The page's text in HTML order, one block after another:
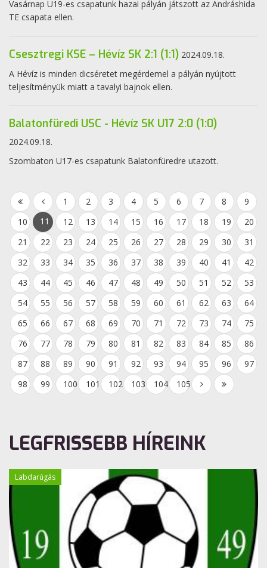
Vasárnap U19-es csapatunk hazai pályán játszott az Andráshida
TE csapata ellen.
Csesztregi KSE – Hévíz SK 2:1 (1:1) 2024.09.18.
A Hévíz is minden dicséretet megérdemel a pályán nyújtott
teljesítményük miatt a tavalyi bajnok ellen.
Balatonfüredi USC - Hévíz SK U17 2:0 (1:0)
2024.09.18.
Szombaton U17-es csapatunk Balatonfüredre utazott.
1 2 3 4 5 6 7 8
9
10
11 12 13 14 15 16 17 18 19
20
21
22 23 24 25 26 27 28 29 30
31
32
33 34 35 36 37 38 39 40 41
42
43
44 45 46 47 48 49 50 51 52
53
54
55 56 57 58 59 60 61 62 63
64
65
66 67 68 69 70 71 72 73 74
75
76
77 78 79 80 81 82 83 84 85
86
87
88 89 90 91 92 93 94 95 96
97
98
99 100 101 102 103 104 105
LEGFRISSEBB HÍREINK
Labdarúgás